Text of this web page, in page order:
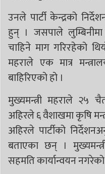
उनले पार्टी केन्द्रको
हुन् । जसपाले लुम्बिनीमा
चाहिने माग गरिरहेको
महराले एक मात्र
बाहिरिएको हो ।
मुख्यमन्त्री महराले २५
अहिरले ६ वैशाखमा कृषि
अहिरले पार्टीको
बताएका छन् ।
सहमति कार्यान्वयन